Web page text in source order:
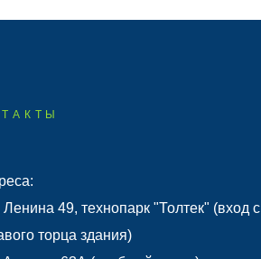
Ленина 49, технопарк "Толтек" (вход с
торца здания)